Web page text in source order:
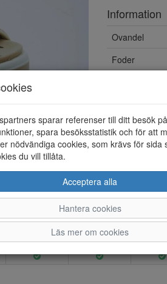
Information
Ovandel
Foder
36 37 38
sparar referenser till ditt besök
spara besöksstatistik och för att
nödvändiga cookies, som krävs för sida
du vill tillåta.
Acceptera alla
Hantera cookies
Läs mer om cookies